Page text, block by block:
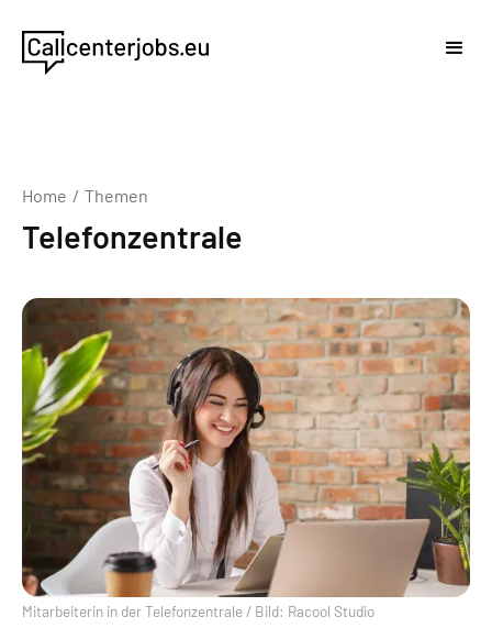
Home / Themen
Telefonzentrale
Mitarbeiterin in der Telefonzentrale / Bild: Racool Studio